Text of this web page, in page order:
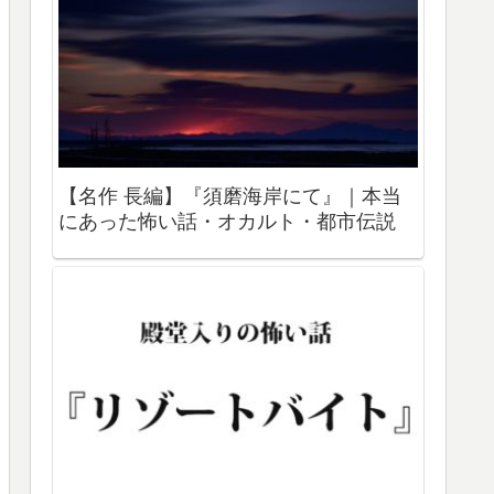
【名作 長編】『須磨海岸にて』｜本当
にあった怖い話・オカルト・都市伝説